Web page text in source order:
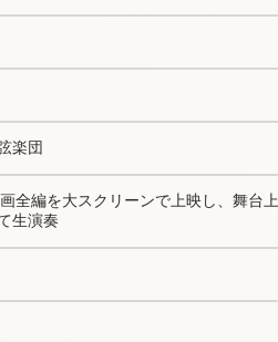
楽団
全編を大スクリーンで上映し、舞台上
生演奏